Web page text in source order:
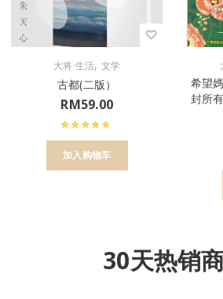
大将·生活, 文学
古都(二版）
RM59.00
加入购物车
希望
封所
30天热销